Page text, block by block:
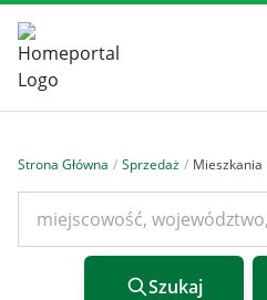
Strona Główna / Sprzedaż / Mieszkania
Szukaj